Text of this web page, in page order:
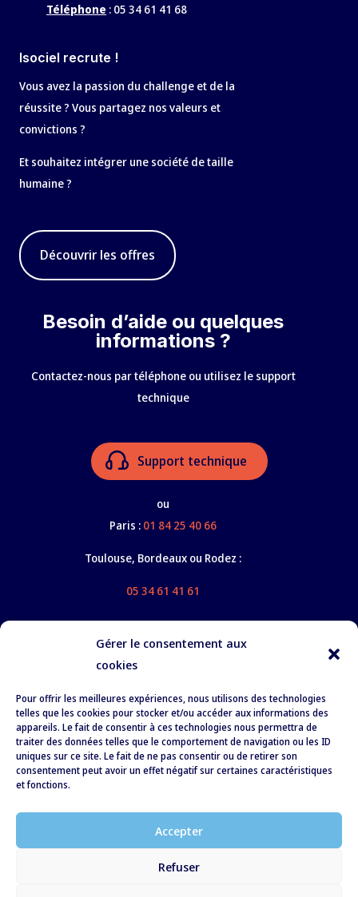
Gérer le consentement aux
cookies
Pour offrir les meilleures expériences, nous utilisons des technologies
telles que les cookies pour stocker et/ou accéder aux informations des
appareils. Le fait de consentir à ces technologies nous permettra de
traiter des données telles que le comportement de navigation ou les ID
uniques sur ce site. Le fait de ne pas consentir ou de retirer son
consentement peut avoir un effet négatif sur certaines caractéristiques
et fonctions.
Accepter
Refuser
Téléphone : 05 34 61 41 68
Isociel recrute !
Vous avez la passion du challenge et de la
réussite ? Vous partagez nos valeurs et
convictions ?
Et souhaitez intégrer une société de taille
humaine ?
Découvrir les offres
Besoin d’aide ou quelques
informations ?
Contactez-nous par téléphone ou utilisez le support
technique
Support technique
ou
Paris : 01 84 25 40 66
Toulouse, Bordeaux ou Rodez :
05 34 61 41 61
À propos
Formation
Recrutement
RSE
Contact